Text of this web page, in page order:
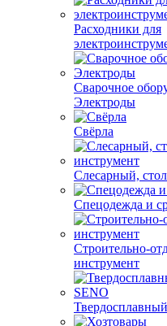
Расходники для
Сварочное
Электроды
Свёрла
Слесарный,
Спецодежда и
Строительно-
инструмент